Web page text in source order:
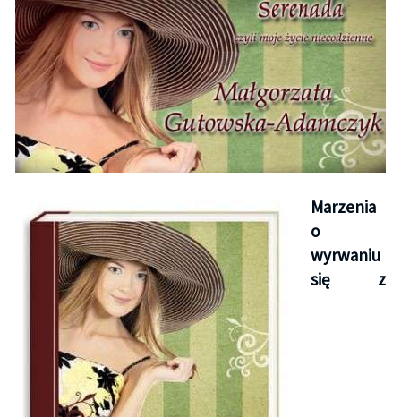
Marzenia
o
wyrwaniu
się z